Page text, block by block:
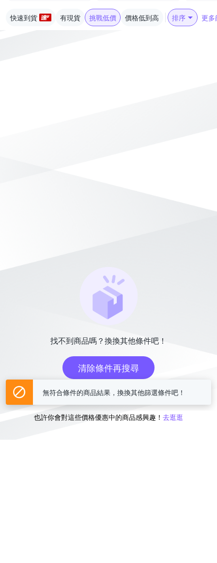
快速到貨 有現貨 挑戰低價 價格低到高 排序 更多
找不到商品嗎？換換其他條件吧！
清除條件再搜尋
或
也許你會對這些價格優惠中的商品感興趣！ 去逛逛
無符合條件的商品結果，換換其他篩選條件吧！